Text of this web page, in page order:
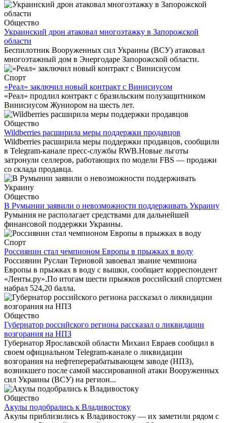
Общество
Украинский дрон атаковал многоэтажку в Запорожской
области
Беспилотник Вооруженных сил Украины (ВСУ) атаковал
многоэтажный дом в Энергодаре Запорожской области.
Спорт
«Реал» заключил новый контракт с Винисиусом
«Реал» продлил контракт с бразильским полузащитником
Винисиусом Жуниором на шесть лет.
Общество
Wildberries расширила меры поддержки продавцов
Wildberries расширила меры поддержки продавцов, сообщили
в Telegram-канале пресс-службы RWB.Новые льготы
затронули селлеров, работающих по модели FBS — продажи
со склада продавца.
Общество
В Румынии заявили о невозможности поддерживать Украину
Румыния не располагает средствами для дальнейшей
финансовой поддержки Украины.
Спорт
Россиянин стал чемпионом Европы в прыжках в воду
Россиянин Руслан Терновой завоевал звание чемпиона
Европы в прыжках в воду с вышки, сообщает корреспондент
«Ленты.ру».По итогам шести прыжков российский спортсмен
набрал 524,20 балла.
Общество
Губернатор российского региона рассказал о ликвидации
возгорания на НПЗ
Губернатор Ярославской области Михаил Евраев сообщил в
своем официальном Telegram-канале о ликвидации
возгорания на нефтеперерабатывающем заводе (НПЗ),
возникшего после самой массированной атаки Вооруженных
сил Украины (ВСУ) на регион...
Общество
Акулы подобрались к Владивостоку
Акулы приблизились к Владивостоку — их заметили рядом с